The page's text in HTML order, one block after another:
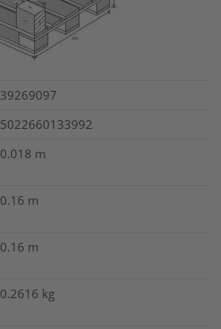
39269097
5022660133992
0.018 m
0.16 m
0.16 m
0.2616 kg